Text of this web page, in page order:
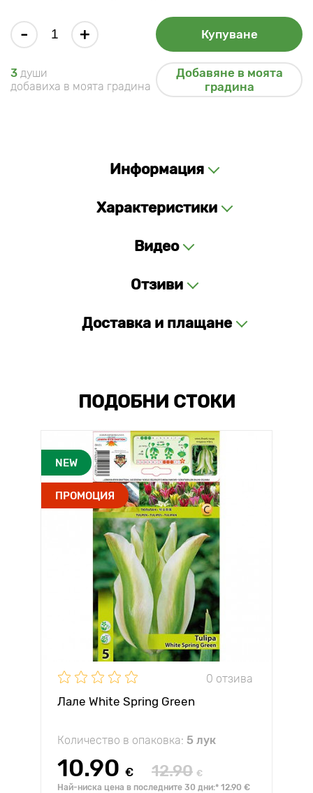
- + Купуване
3 души
добавиха в моята градина
Добавяне в моята
градина
Информация
Характеристики
Видео
Отзиви
Доставка и плащане
ПОДОБНИ СТОКИ
NEW
ПРОМОЦИЯ
0 отзива
Лале White Spring Green
Количество в опаковка: 5 лук
10.90 € 12.90 €
Най-ниска цена в последните 30 дни:* 12.90 €